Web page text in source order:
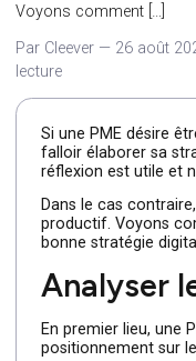
Voyons comment […]
Par Cleever—26 août
falloir élaborer sa
réflexion est utile
Dans le cas
productif. Voyons
bonne stratégie